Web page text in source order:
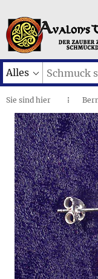
Alles
Sie sind hier ◌